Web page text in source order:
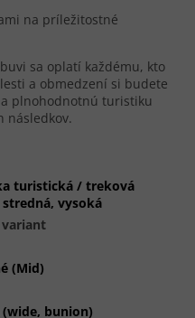
na príležitostné
sa oplatí každému, kto
a obmedzení si budete
plnohodnotnú turistiku
následkov.
turistická / treková
vysoká
(Mid)
bunion)